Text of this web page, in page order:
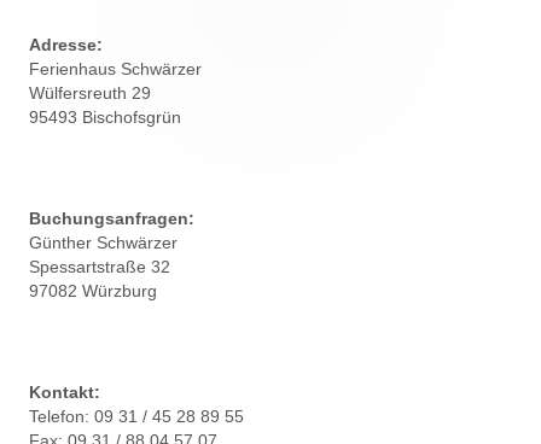
Inhalt
Adresse:
Ferienhaus Schwärzer
Wülfersreuth 29
95493 Bischofsgrün
Buchungsanfragen:
Günther Schwärzer
Spessartstraße 32
97082 Würzburg
Kontakt:
Telefon: 09 31 / 45 28 89 55